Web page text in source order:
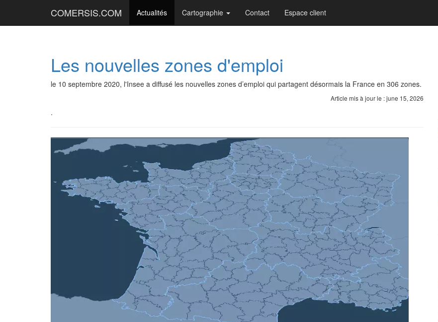
COMERSIS.COM Actualités Cartographie Contact Espace client
Les nouvelles zones d'emploi
le 10 septembre 2020, l'Insee a diffusé les nouvelles zones d’emploi qui partagent désormais la France en 306 zones.
Article mis à jour le : june 15, 2026
.